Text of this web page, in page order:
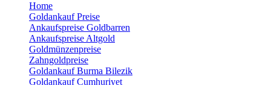
Home
Goldankauf Preise
Ankaufspreise Goldbarren
Ankaufspreise Altgold
Goldmünzenpreise
Zahngoldpreise
Goldankauf Burma Bilezik
Goldankauf Cumhuriyet